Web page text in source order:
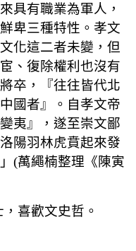
具有職業為軍人，
卑三種特性。孝文
化這二者未變，但
、復除權利也沒有
卒，『往往皆代北
國者』。自孝文帝
夷』，遂至崇文鄙
陽羽林虎賁起來發
(萬繩楠整理《陳寅
喜歡文史哲。